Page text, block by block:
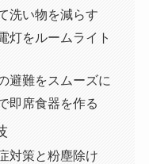
洗い物を減らす
灯をルームライト
避難をスムーズに
即席食器を作る
対策と粉塵除け